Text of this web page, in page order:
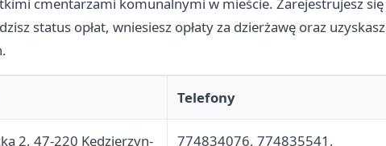
cmentarzami komunalnymi w mieście. Zarejestrujesz się
status opłat, wniesiesz opłaty za dzierżawę oraz uzyskasz
Telefony
2, 47-220 Kędzierzyn-
774834076, 774835541,